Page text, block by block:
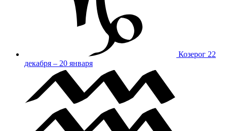
Козерог 22
декабря – 20 января